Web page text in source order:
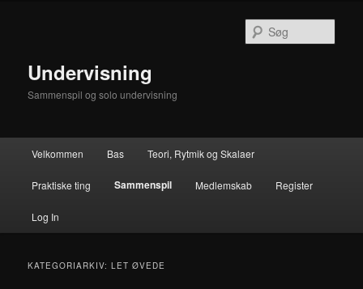
Undervisning
Sammenspil og solo undervisning
Velkommen Bas Teori, Rytmik og Skalaer
Praktiske ting Sammenspil Medlemskab Register
Log In
KATEGORIARKIV:LET ØVEDE